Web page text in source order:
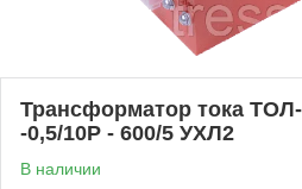
Трансформатор тока
-0,5/10Р - 600/5 УХЛ2
В наличии